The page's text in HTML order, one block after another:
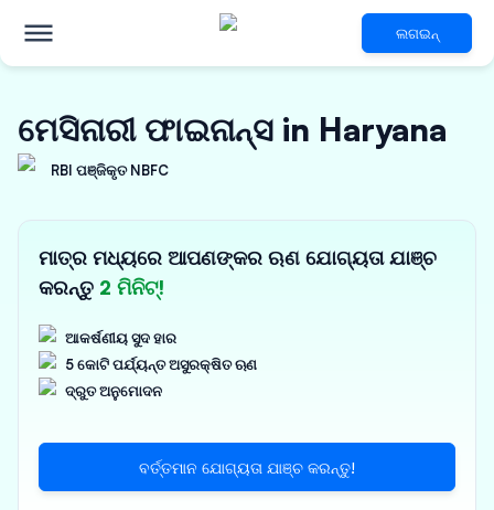
ଲଗଇନ୍
ମେସିନାରୀ ଫାଇନାନ୍ସ in Haryana
RBI ପଞ୍ଜିକୃତ NBFC
ମାତ୍ର ମଧ୍ୟରେ ଆପଣଙ୍କର ଋଣ ଯୋଗ୍ୟତା ଯାଞ୍ଚ
କରନ୍ତୁ 2 ମିନିଟ୍!
ଆକର୍ଷଣୀୟ ସୁଦ ହାର
5 କୋଟି ପର୍ଯ୍ୟନ୍ତ ଅସୁରକ୍ଷିତ ଋଣ
ଦ୍ରୁତ ଅନୁମୋଦନ
ବର୍ତ୍ତମାନ ଯୋଗ୍ୟତା ଯାଞ୍ଚ କରନ୍ତୁ!